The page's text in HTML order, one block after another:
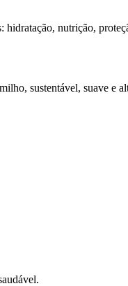
nutrição,
sustentável, suave e